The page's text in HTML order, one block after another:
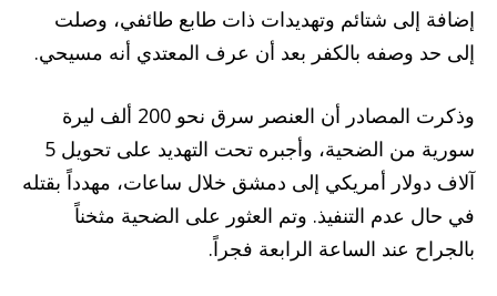
إضافة إلى شتائم وتهديدات ذات طابع طائفي، وصلت
إلى حد وصفه بالكفر بعد أن عرف المعتدي أنه مسيحي.
وذكرت المصادر أن العنصر سرق نحو 200 ألف ليرة
سورية من الضحية، وأجبره تحت التهديد على تحويل 5
آلاف دولار أمريكي إلى دمشق خلال ساعات، مهدداً بقتله
في حال عدم التنفيذ. وتم العثور على الضحية مثخناً
بالجراح عند الساعة الرابعة فجراً.